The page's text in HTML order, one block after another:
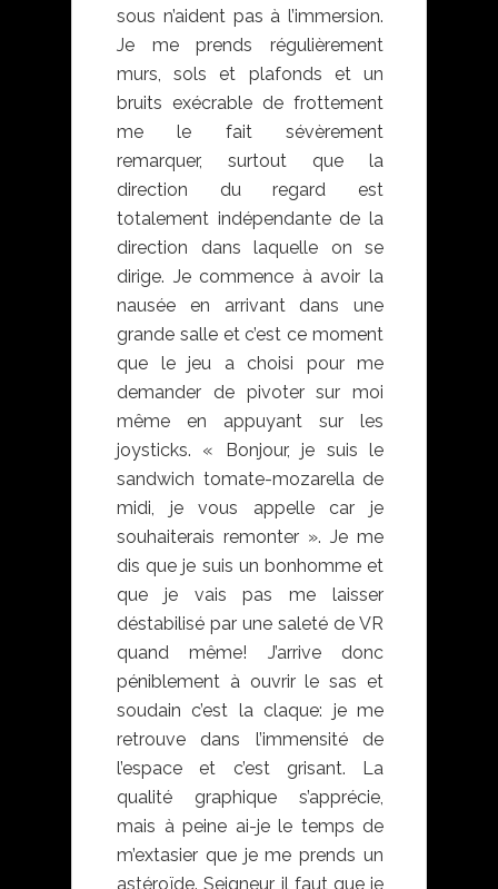
sous n’aident pas à l’immersion.
Je me prends régulièrement
murs, sols et plafonds et un
bruits exécrable de frottement
me le fait sévèrement
remarquer, surtout que la
direction du regard est
totalement indépendante de la
direction dans laquelle on se
dirige. Je commence à avoir la
nausée en arrivant dans une
grande salle et c’est ce moment
que le jeu a choisi pour me
demander de pivoter sur moi
même en appuyant sur les
joysticks. « Bonjour, je suis le
sandwich tomate-mozarella de
midi, je vous appelle car je
souhaiterais remonter ». Je me
dis que je suis un bonhomme et
que je vais pas me laisser
déstabilisé par une saleté de VR
quand même! J’arrive donc
péniblement à ouvrir le sas et
soudain c’est la claque: je me
retrouve dans l’immensité de
l’espace et c’est grisant. La
qualité graphique s’apprécie,
mais à peine ai-je le temps de
m’extasier que je me prends un
astéroïde. Seigneur, il faut que je